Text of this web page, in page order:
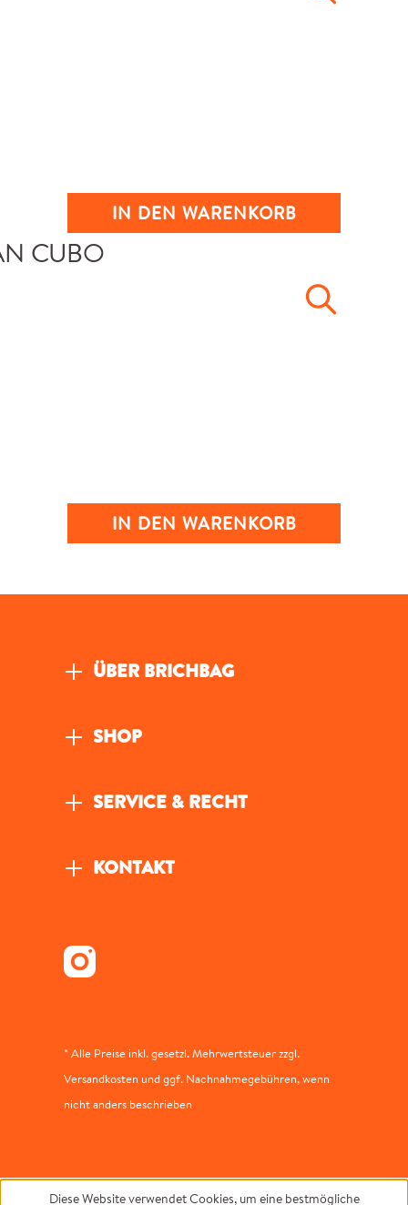
IN DEN WARENKORB
IN DEN WARENKORB
ÜBER BRICHBAG
SHOP
SERVICE & RECHT
KONTAKT
* Alle Preise inkl. gesetzl. Mehrwertsteuer zzgl.
Versandkosten und ggf. Nachnahmegebühren, wenn
nicht anders beschrieben
Diese Website verwendet Cookies, um eine bestmögliche